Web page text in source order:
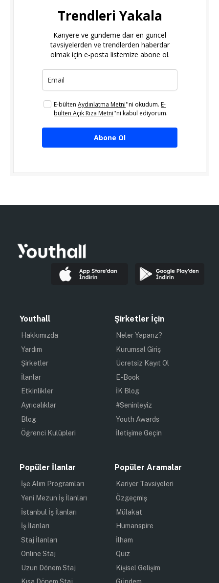
Trendleri Yakala
Kariyere ve gündeme dair en güncel
tavsiyelerden ve trendlerden haberdar
olmak için e-posta listemize abone ol.
E-bülten Aydınlatma Metni''ni okudum. E-
bülten Açık Rıza Metni''ni kabul ediyorum.
Abone Ol
Youthall
Hakkımızda
Yardım
Şirketler
İlanlar
Etkinlikler
Ayrıcalıklar
Blog
Öğrenci Kulüpleri
Şirketler İçin
Neler Yaparız?
Kurumsal Giriş
Ücretsiz Kayıt Ol
E-Book
İK Blog
#Seninleyiz
Youth Awards
İletişime Geçin
Popüler İlanlar
İşe Alım Programları
Yeni Mezun İş İlanları
İstanbul İş İlanları
İş İlanları
Staj İlanları
Online Staj
Uzun Dönem Staj
Popüler Aramalar
Kariyer Tavsiyeleri
Özgeçmiş
Mülakat
Humanspire
İlham
Quiz
Kişisel Gelişim